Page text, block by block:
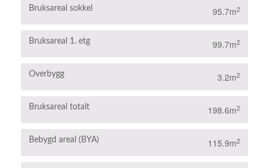
Bruksareal sokkel 95.7m2
Bruksareal 1. etg 99.7m2
Overbygg 3.2m2
Bruksareal totalt 198.6m2
Bebygd areal (BYA) 115.9m2